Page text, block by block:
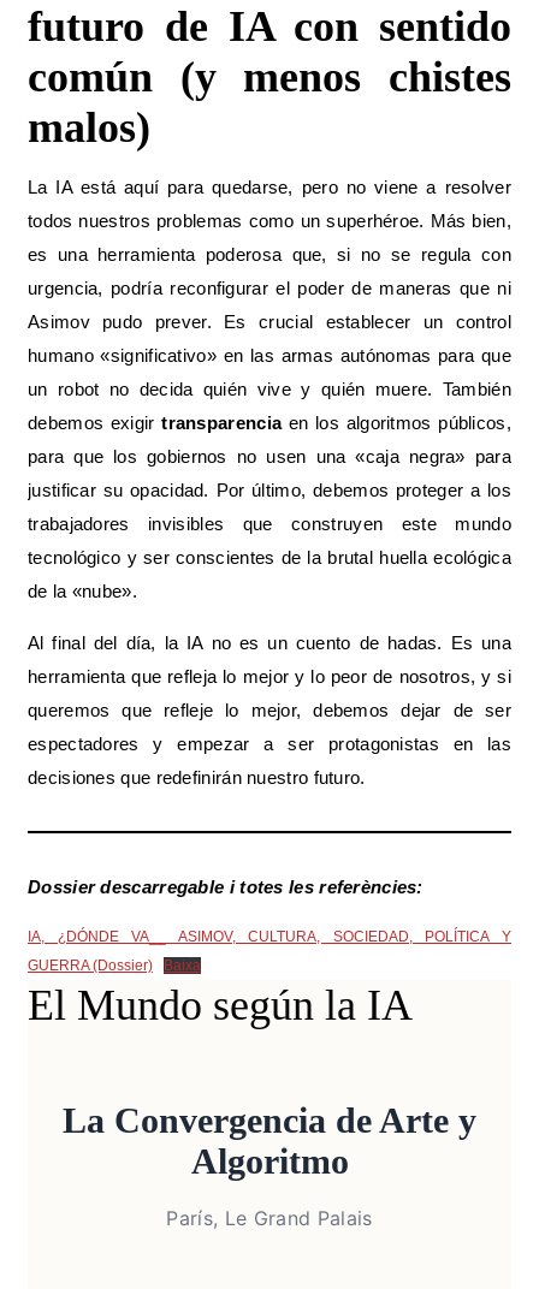
futuro de IA con sentido
común (y menos chistes
malos)
La IA está aquí para quedarse, pero no viene a resolver
todos nuestros problemas como un superhéroe. Más bien,
es una herramienta poderosa que, si no se regula con
urgencia, podría reconfigurar el poder de maneras que ni
Asimov pudo prever. Es crucial establecer un control
humano «significativo» en las armas autónomas para que
un robot no decida quién vive y quién muere. También
debemos exigirtransparenciaen los algoritmos públicos,
para que los gobiernos no usen una «caja negra» para
justificar su opacidad. Por último, debemos proteger a los
trabajadores invisibles que construyen este mundo
tecnológico y ser conscientes de la brutal huella ecológica
de la «nube».
Al final del día, la IA no es un cuento de hadas. Es una
herramienta que refleja lo mejor y lo peor de nosotros, y si
queremos que refleje lo mejor, debemos dejar de ser
espectadores y empezar a ser protagonistas en las
decisiones que redefinirán nuestro futuro.
Dossier descarregable i totes les referències:
IA, ¿DÓNDE VA__ ASIMOV, CULTURA, SOCIEDAD, POLÍTICA Y
GUERRA (Dossier)
Baixa
El Mundo según la IA
La Convergencia de Arte y
Algoritmo
París, Le Grand Palais